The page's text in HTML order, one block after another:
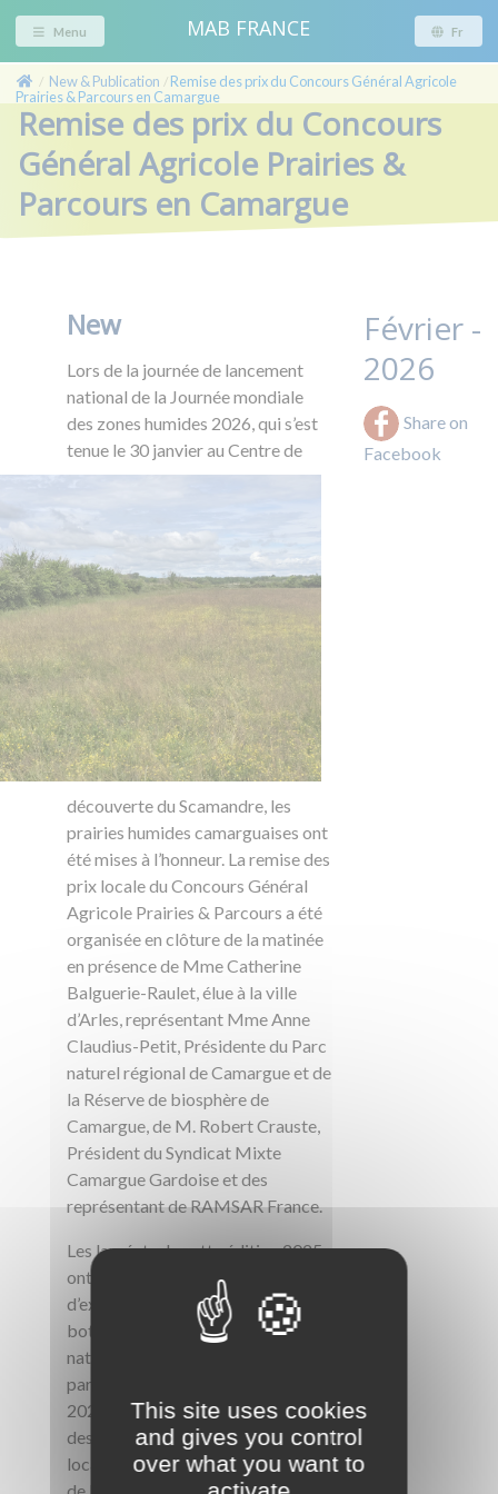
Menu MAB FRANCE Fr
/ New & Publication / Remise des prix du Concours Général Agricole
Prairies & Parcours en Camargue
Remise des prix du Concours
Général Agricole Prairies &
Parcours en Camargue
New
Lors de la journée de lancement
national de la Journée mondiale
des zones humides 2026, qui s’est
tenue le 30 janvier au Centre de
découverte du Scamandre, les
prairies humides camarguaises ont
été mises à l’honneur. La remise des
prix locale du Concours Général
Agricole Prairies & Parcours a été
organisée en clôture de la matinée
en présence de Mme Catherine
Balguerie-Raulet, élue à la ville
d’Arles, représentant Mme Anne
Claudius-Petit, Présidente du Parc
naturel régional de Camargue et de
la Réserve de biosphère de
Camargue, de M. Robert Crauste,
Président du Syndicat Mixte
Camargue Gardoise et des
représentant de RAMSAR France.
Les lauréats de cette édition 2025
ont été départagés par un jury
d’experts locaux en agronomie,
botanique, apiculture et
naturalistes, qui ont visité les 4
parcelles engagées au printemps
2025. Ils ont été récompensés avec
des lots et créations d’artisans
locaux éco-acteurs de la Réserve
Février -
2026
Share on
Facebook
This site uses cookies
and gives you control
over what you want to